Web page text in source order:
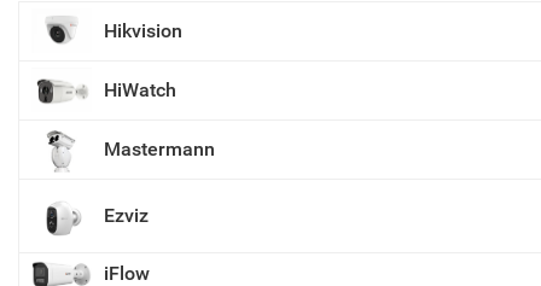
Hikvision
HiWatch
Mastermann
Ezviz
iFlow